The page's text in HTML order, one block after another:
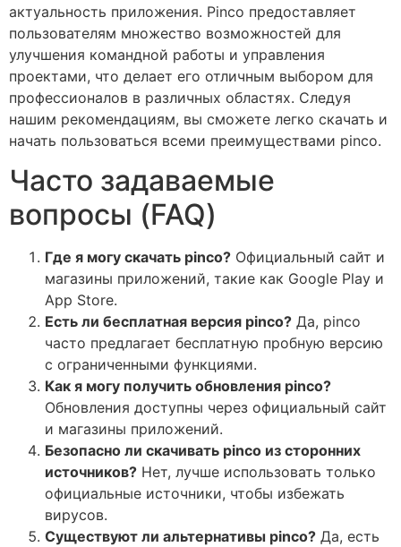
актуальность приложения. Pinco предоставляет
пользователям множество возможностей для
улучшения командной работы и управления
проектами, что делает его отличным выбором для
профессионалов в различных областях. Следуя
нашим рекомендациям, вы сможете легко скачать и
начать пользоваться всеми преимуществами pinco.
Часто задаваемые
вопросы (FAQ)
Где я могу скачать pinco? Официальный сайт и
магазины приложений, такие как Google Play и
App Store.
Есть ли бесплатная версия pinco? Да, pinco
часто предлагает бесплатную пробную версию
с ограниченными функциями.
Как я могу получить обновления pinco?
Обновления доступны через официальный сайт
и магазины приложений.
Безопасно ли скачивать pinco из сторонних
источников? Нет, лучше использовать только
официальные источники, чтобы избежать
вирусов.
Существуют ли альтернативы pinco? Да, есть